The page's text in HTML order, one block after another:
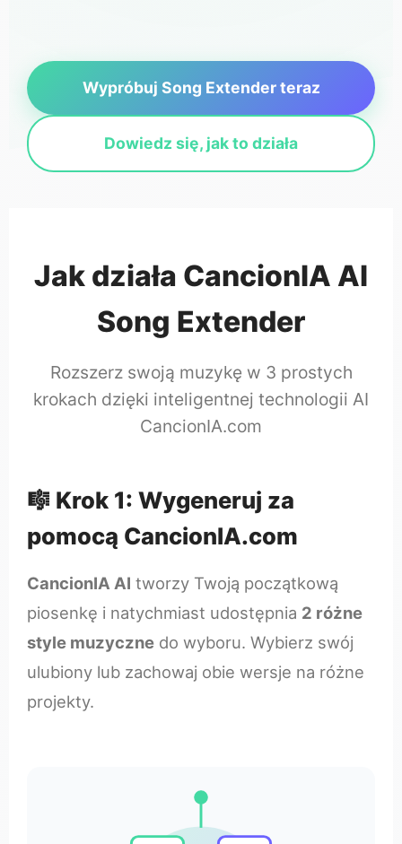
Wypróbuj Song Extender teraz
Dowiedz się, jak to działa
Jak działa CancionIA AI
Song Extender
Rozszerz swoją muzykę w 3 prostych
krokach dzięki inteligentnej technologii AI
CancionIA.com
🎼 Krok 1: Wygeneruj za
pomocą CancionIA.com
CancionIA AI tworzy Twoją początkową
piosenkę i natychmiast udostępnia 2 różne
style muzyczne do wyboru. Wybierz swój
ulubiony lub zachowaj obie wersje na różne
projekty.